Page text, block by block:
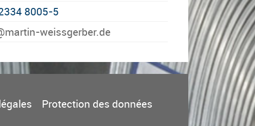
8005-5
nitram@ofni
Protection des données